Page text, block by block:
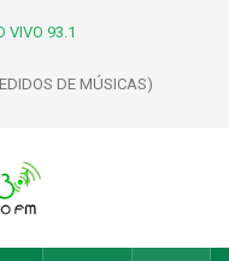
VIVO 93.1
DE MÚSICAS)